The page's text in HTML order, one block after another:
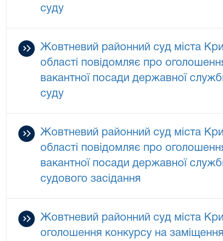
суду
Жовтневий районний суд міста
області повідомляє про
вакантної посади державної
суду
Жовтневий районний суд міста
області повідомляє про
вакантної посади державної
судового засідання
Жовтневий районний суд міста
оголошення конкурсу на